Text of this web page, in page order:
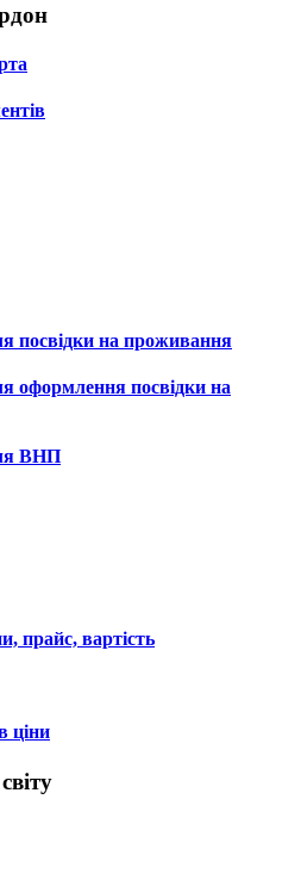
посвідки на проживання
оформлення посвідки на
ВНП
прайс, вартість
ціни